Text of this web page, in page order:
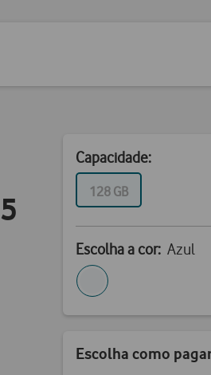
Capacidade:
128 GBGB
Escolha a cor: Azul
Escolha como